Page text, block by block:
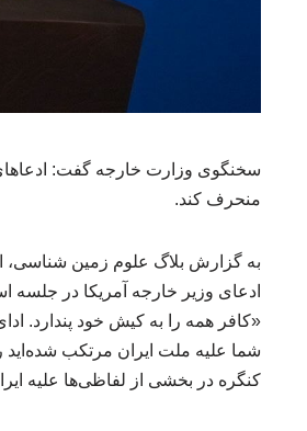
سخنگوی وزارت خارجه گفت: ادعاهای
منحرف کند.
به گزارش بلاگ علوم زمین شناسی،
ادعای وزیر خارجه آمریکا در جلسه
«کافر همه را به کیش خود پندارد.
شما علیه ملت ایران مرتکب شده‌اید
کنگره در بخشی از لفاظی‌ها علیه